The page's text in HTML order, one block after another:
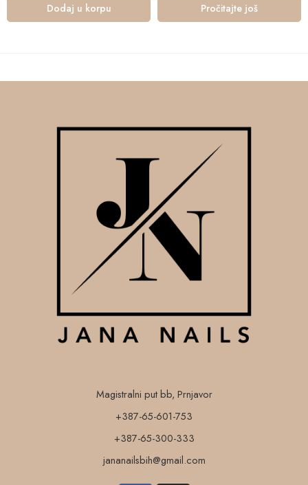
Dodaj u korpu Pročitajte još
Magistralni put bb, Prnjavor
+387-65-601-753
+387-65-300-333
jananailsbih@gmail.com